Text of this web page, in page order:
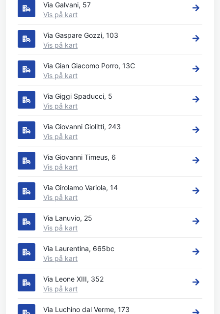
Via Galvani, 57
Vis på kart
Via Gaspare Gozzi, 103
Vis på kart
Via Gian Giacomo Porro, 13C
Vis på kart
Via Giggi Spaducci, 5
Vis på kart
Via Giovanni Giolitti, 243
Vis på kart
Via Giovanni Timeus, 6
Vis på kart
Via Girolamo Variola, 14
Vis på kart
Via Lanuvio, 25
Vis på kart
Via Laurentina, 665bc
Vis på kart
Via Leone XIII, 352
Vis på kart
Via Luchino dal Verme, 173